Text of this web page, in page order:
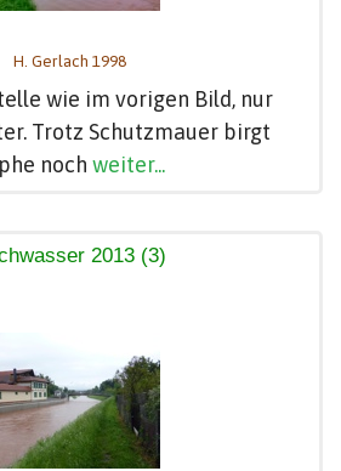
H. Gerlach 1998
wie im vorigen Bild, nur
Trotz Schutzmauer birgt
noch weiter...
2013 (3)